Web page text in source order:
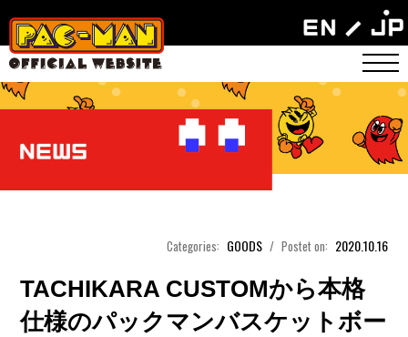
Categories: GOODS / Postet on: 2020.10.16
TACHIKARA CUSTOMから本格
仕様のパックマンバスケットボー